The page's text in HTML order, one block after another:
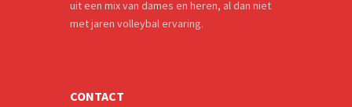
uit een mix van dames en heren, al dan niet
met jaren volleybal ervaring.
CONTACT